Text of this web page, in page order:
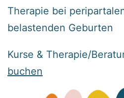
Therapie bei
belastenden Geburten
Kurse & Therapie/
buchen